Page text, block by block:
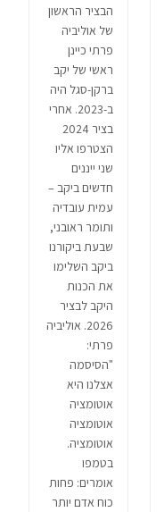
הבציר הראשון
של אוליביה
פרתי כיינן
ראשי של יקב
ברקן-סגל היה
ב-2023. אחרי
בציר 2024
הצטרפו אליו
שני ייננים
חדשים ביקב –
עמית עובדיה
ותומר ראובני,
שבעת ביקורנו
ביקב השלימו
את הכנות
היקב לבציר
2026. אוליביה
פרתי:
"הסיסמה
אצלנו היא
אוטומציה
אוטומציה
אוטומציה.
בטמפו
אומרים: פחות
כוח אדם יותר